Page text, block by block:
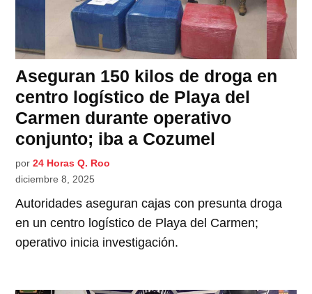
Aseguran 150 kilos de droga en
centro logístico de Playa del
Carmen durante operativo
conjunto; iba a Cozumel
por 24 Horas Q. Roo
diciembre 8, 2025
Autoridades aseguran cajas con presunta droga
en un centro logístico de Playa del Carmen;
operativo inicia investigación.